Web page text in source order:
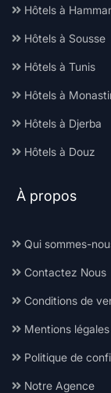
Hôtels à
Hôtels à Sousse
Hôtels à Tunis
Hôtels à
Hôtels à Djerba
Hôtels à Douz
À propos
Qui sommes-
Contactez Nous
Conditions de
Mentions légales
Politique de
Notre Agence